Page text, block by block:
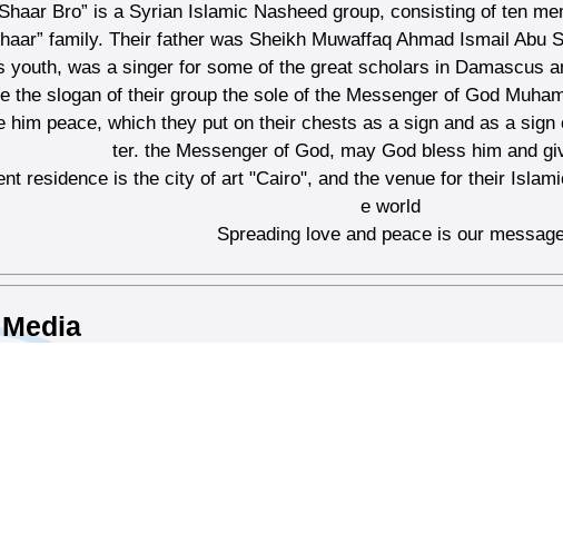
Bro” is a Syrian Islamic Nasheed group, consisting of ten
family. Their father was Sheikh Muwaffaq Ahmad Ismail Abu
youth, was a singer for some of the great scholars in Damascus
the slogan of their group the sole of the Messenger of God
him peace, which they put on their chests as a sign and as a
ter. the Messenger of God, may God bless him and
residence is the city of art "Cairo", and the venue for their
e world
Spreading love and peace is our